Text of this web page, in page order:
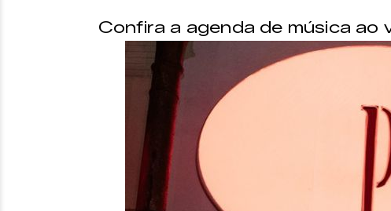
Confira a agenda de música ao